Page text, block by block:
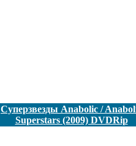
Суперзвезды Anabolic /
Superstars (2009) DVDRip